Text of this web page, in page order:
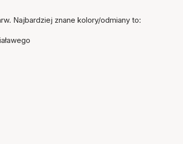
Najbardziej znane kolory/odmiany to: